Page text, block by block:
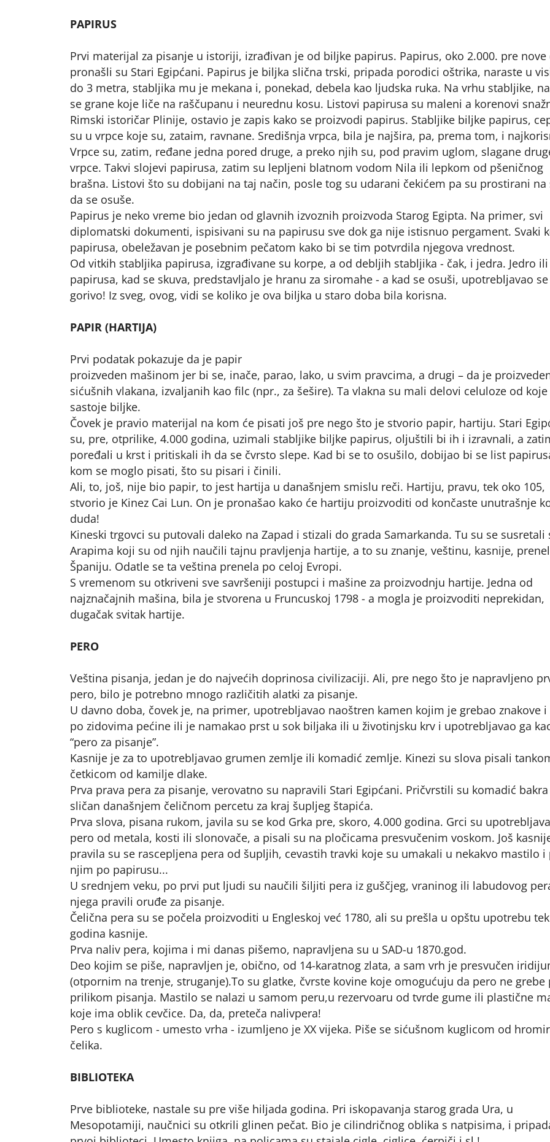
PAPIRUS
Prvi materijal za pisanje u istoriji, izrađivan je od biljke papirus. Papirus, oko 2.000. pre nove
pronašli su Stari Egipćani. Papirus je biljka slična trski, pripada porodici oštrika, naraste u
do 3 metra, stabljika mu je mekana i, ponekad, debela kao ljudska ruka. Na vrhu stabljike,
se grane koje liče na raščupanu i neurednu kosu. Listovi papirusa su maleni a korenovi
Rimski istoričar Plinije, ostavio je zapis kako se proizvodi papirus. Stabljike biljke papirus,
su u vrpce koje su, zataim, ravnane. Središnja vrpca, bila je najšira, pa, prema tom, i
Vrpce su, zatim, ređane jedna pored druge, a preko njih su, pod pravim uglom, slagane
vrpce. Takvi slojevi papirusa, zatim su lepljeni blatnom vodom Nila ili lepkom od pšeničnog
brašna. Listovi što su dobijani na taj način, posle tog su udarani čekićem pa su prostirani na
da se osuše.
Papirus je neko vreme bio jedan od glavnih izvoznih proizvoda Starog Egipta. Na primer, svi
diplomatski dokumenti, ispisivani su na papirusu sve dok ga nije istisnuo pergament. Svaki
papirusa, obeležavan je posebnim pečatom kako bi se tim potvrdila njegova vrednost.
Od vitkih stabljika papirusa, izgrađivane su korpe, a od debljih stabljika - čak, i jedra. Jedro
papirusa, kad se skuva, predstavljalo je hranu za siromahe - a kad se osuši, upotrebljavao
gorivo! Iz sveg, ovog, vidi se koliko je ova biljka u staro doba bila korisna.
PAPIR (HARTIJA)
Prvi podatak pokazuje da je papir
proizveden mašinom jer bi se, inače, parao, lako, u svim pravcima, a drugi – da je
sićušnih vlakana, izvaljanih kao filc (npr., za šešire). Ta vlakna su mali delovi celuloze od koje
sastoje biljke.
Čovek je pravio materijal na kom će pisati još pre nego što je stvorio papir, hartiju. Stari
su, pre, otprilike, 4.000 godina, uzimali stabljike biljke papirus, oljuštili bi ih i izravnali, a
poređali u krst i pritiskali ih da se čvrsto slepe. Kad bi se to osušilo, dobijao bi se list
kom se moglo pisati, što su pisari i činili.
Ali, to, još, nije bio papir, to jest hartija u današnjem smislu reči. Hartiju, pravu, tek oko 105,
stvorio je Kinez Cai Lun. On je pronašao kako će hartiju proizvoditi od končaste unutrašnje
duda!
Kineski trgovci su putovali daleko na Zapad i stizali do grada Samarkanda. Tu su se susretali
Arapima koji su od njih naučili tajnu pravljenja hartije, a to su znanje, veštinu, kasnije,
Španiju. Odatle se ta veština prenela po celoj Evropi.
S vremenom su otkriveni sve savršeniji postupci i mašine za proizvodnju hartije. Jedna od
najznačajnih mašina, bila je stvorena u Fruncuskoj 1798 - a mogla je proizvoditi neprekidan,
dugačak svitak hartije.
PERO
Veština pisanja, jedan je do najvećih doprinosa civilizaciji. Ali, pre nego što je napravljeno
pero, bilo je potrebno mnogo različitih alatki za pisanje.
U davno doba, čovek je, na primer, upotrebljavao naoštren kamen kojim je grebao znakove i
po zidovima pećine ili je namakao prst u sok biljaka ili u životinjsku krv i upotrebljavao ga
“pero za pisanje”.
Kasnije je za to upotrebljavao grumen zemlje ili komadić zemlje. Kinezi su slova pisali
četkicom od kamilje dlake.
Prva prava pera za pisanje, verovatno su napravili Stari Egipćani. Pričvrstili su komadić bakra
sličan današnjem čeličnom percetu za kraj šupljeg štapića.
Prva slova, pisana rukom, javila su se kod Grka pre, skoro, 4.000 godina. Grci su
pero od metala, kosti ili slonovače, a pisali su na pločicama presvučenim voskom. Još
pravila su se rascepljena pera od šupljih, cevastih travki koje su umakali u nekakvo mastilo i
njim po papirusu...
U srednjem veku, po prvi put ljudi su naučili šiljiti pera iz guščjeg, vraninog ili labudovog
njega pravili oruđe za pisanje.
Čelična pera su se počela proizvoditi u Engleskoj već 1780, ali su prešla u opštu upotrebu
godina kasnije.
Prva naliv pera, kojima i mi danas pišemo, napravljena su u SAD-u 1870.god.
Deo kojim se piše, napravljen je, obično, od 14-karatnog zlata, a sam vrh je presvučen
(otpornim na trenje, struganje).To su glatke, čvrste kovine koje omogućuju da pero ne grebe
prilikom pisanja. Mastilo se nalazi u samom peru,u rezervoaru od tvrde gume ili plastične
koje ima oblik cevčice. Da, da, preteča nalivpera!
Pero s kuglicom - umesto vrha - izumljeno je XX vijeka. Piše se sićušnom kuglicom od
čelika.
BIBLIOTEKA
Prve biblioteke, nastale su pre više hiljada godina. Pri iskopavanja starog grada Ura, u
Mesopotamiji, naučnici su otkrili glinen pečat. Bio je cilindričnog oblika s natpisima, i